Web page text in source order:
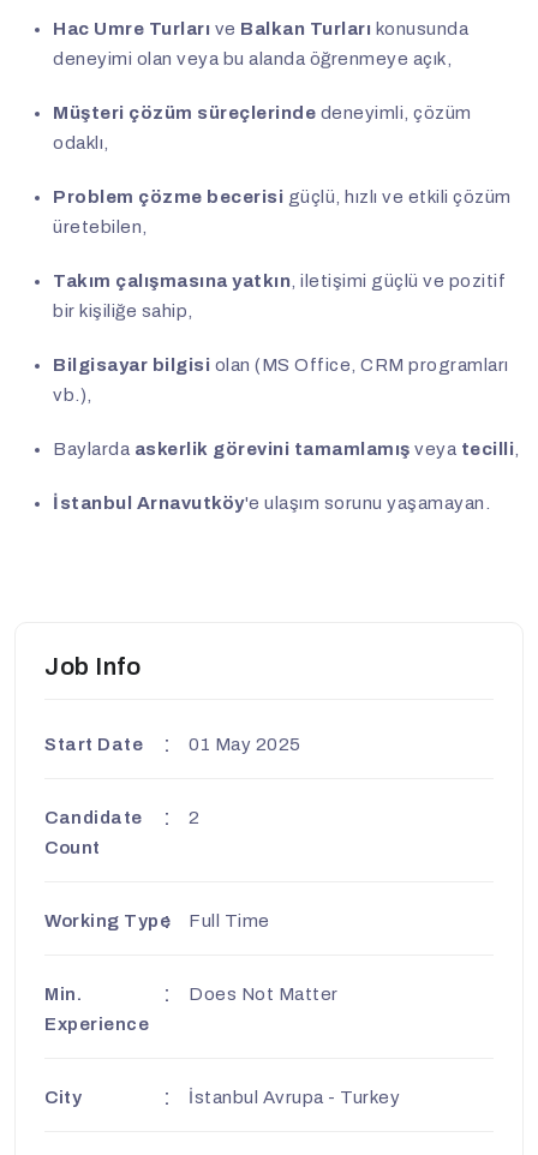
Hac Umre Turları ve Balkan Turları konusunda
deneyimi olan veya bu alanda öğrenmeye açık,
Müşteri çözüm süreçlerinde deneyimli, çözüm
odaklı,
Problem çözme becerisi güçlü, hızlı ve etkili çözüm
üretebilen,
Takım çalışmasına yatkın, iletişimi güçlü ve pozitif
bir kişiliğe sahip,
Bilgisayar bilgisi olan (MS Office, CRM programları
vb.),
Baylarda askerlik görevini tamamlamış veya tecilli,
İstanbul Arnavutköy'e ulaşım sorunu yaşamayan.
Job Info
Start Date 01 May 2025
Candidate
Count
2
Working Type Full Time
Min.
Experience
Does Not Matter
City İstanbul Avrupa - Turkey